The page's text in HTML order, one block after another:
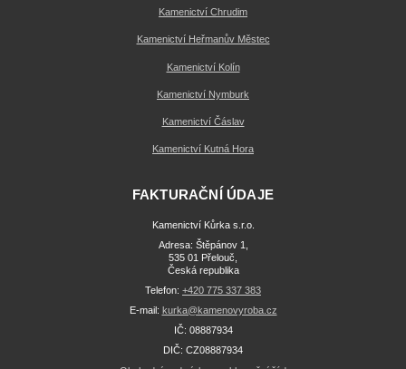
Kamenictví Chrudim
Kamenictví Heřmanův Městec
Kamenictví Kolín
Kamenictví Nymburk
Kamenictví Čáslav
Kamenictví Kutná Hora
FAKTURAČNÍ ÚDAJE
Kamenictví Kůrka s.r.o.
Adresa: Štěpánov 1,
535 01 Přelouč,
Česká republika
Telefon: +420 775 337 383
E-mail: kurka@kamenovyroba.cz
IČ: 08887934
DIČ: CZ08887934